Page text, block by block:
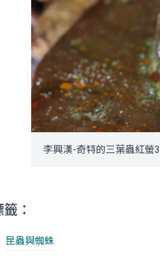
李興漢-奇特的三葉蟲紅螢3
：
昆蟲與蜘蛛